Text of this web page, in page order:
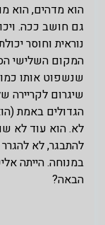
הוא מדהים, הוא
גם חושב ככה.
נוראית וחוסר
המקום השלישי
שנשפוט אותו
שיגרום לקריירה
הגדולים באמת
להתבגר, לא
במנוחה. הייתה
הבאה?